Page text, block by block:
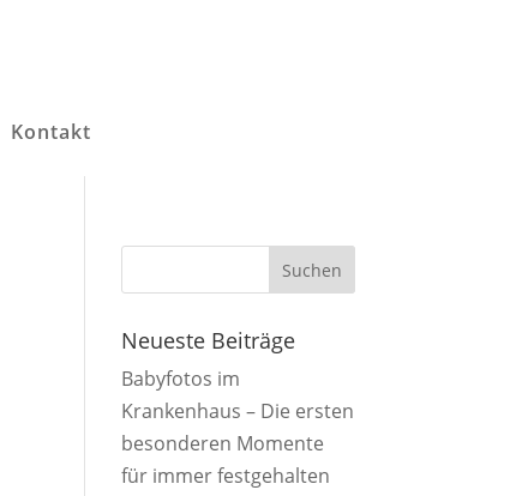
Kontakt
Neueste Beiträge
Babyfotos im
Krankenhaus – Die ersten
besonderen Momente
für immer festgehalten